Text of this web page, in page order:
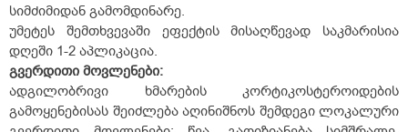
სიმძიმიდან გამომდინარე.
უმეტეს შემთხვევაში ეფექტის მისაღწევად საკმარისია
დღეში 1-2 აპლიკაცია.
გვერდითი მოვლენები:
ადგილობრივი ხმარების კორტიკოსტეროიდების
გამოყენებისას შეიძლება აღინიშნოს შემდეგი ლოკალური